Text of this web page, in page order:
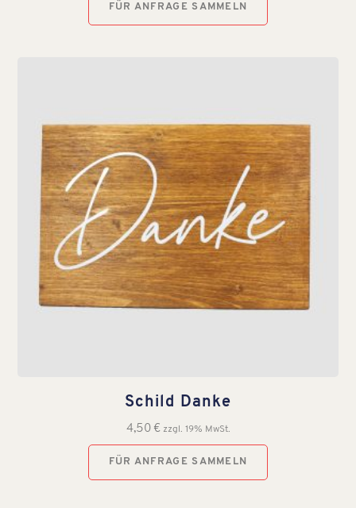
FÜR ANFRAGE SAMMELN
Schild Danke
4,50 € zzgl. 19% MwSt.
FÜR ANFRAGE SAMMELN